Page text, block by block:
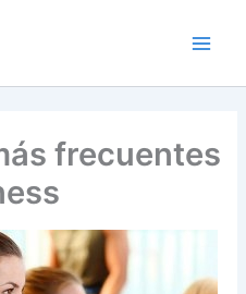
frecuentes